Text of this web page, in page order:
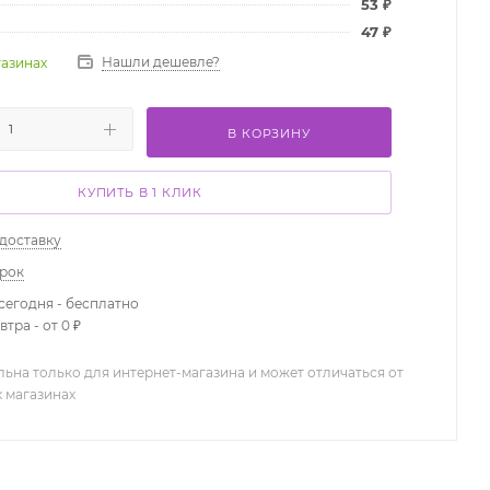
53 ₽
47 ₽
Нашли дешевле?
В КОРЗИНУ
КУПИТЬ В 1 КЛИК
- бесплатно
- от 0 ₽
только для интернет-магазина и может отличаться от